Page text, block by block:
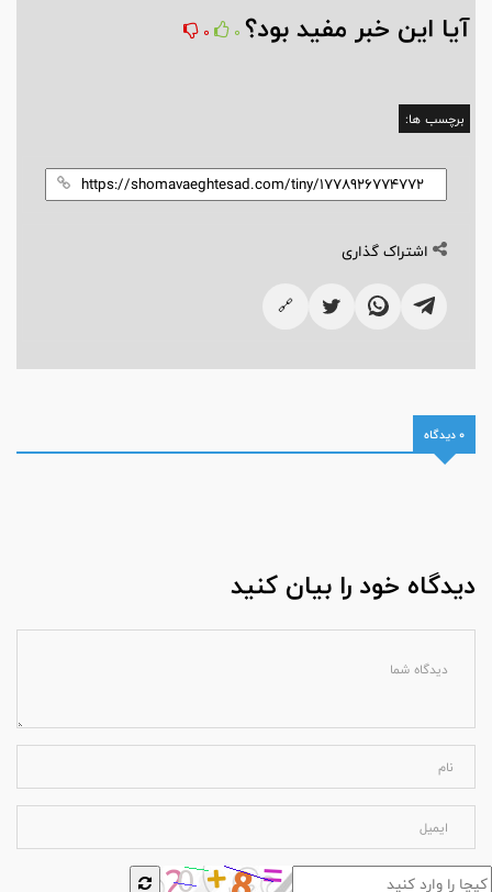
آیا این خبر مفید بود؟ 0
0
برچسب ها:
اشتراک گذاری
🔗
0 دیدگاه
دیدگاه خود را بیان کنید